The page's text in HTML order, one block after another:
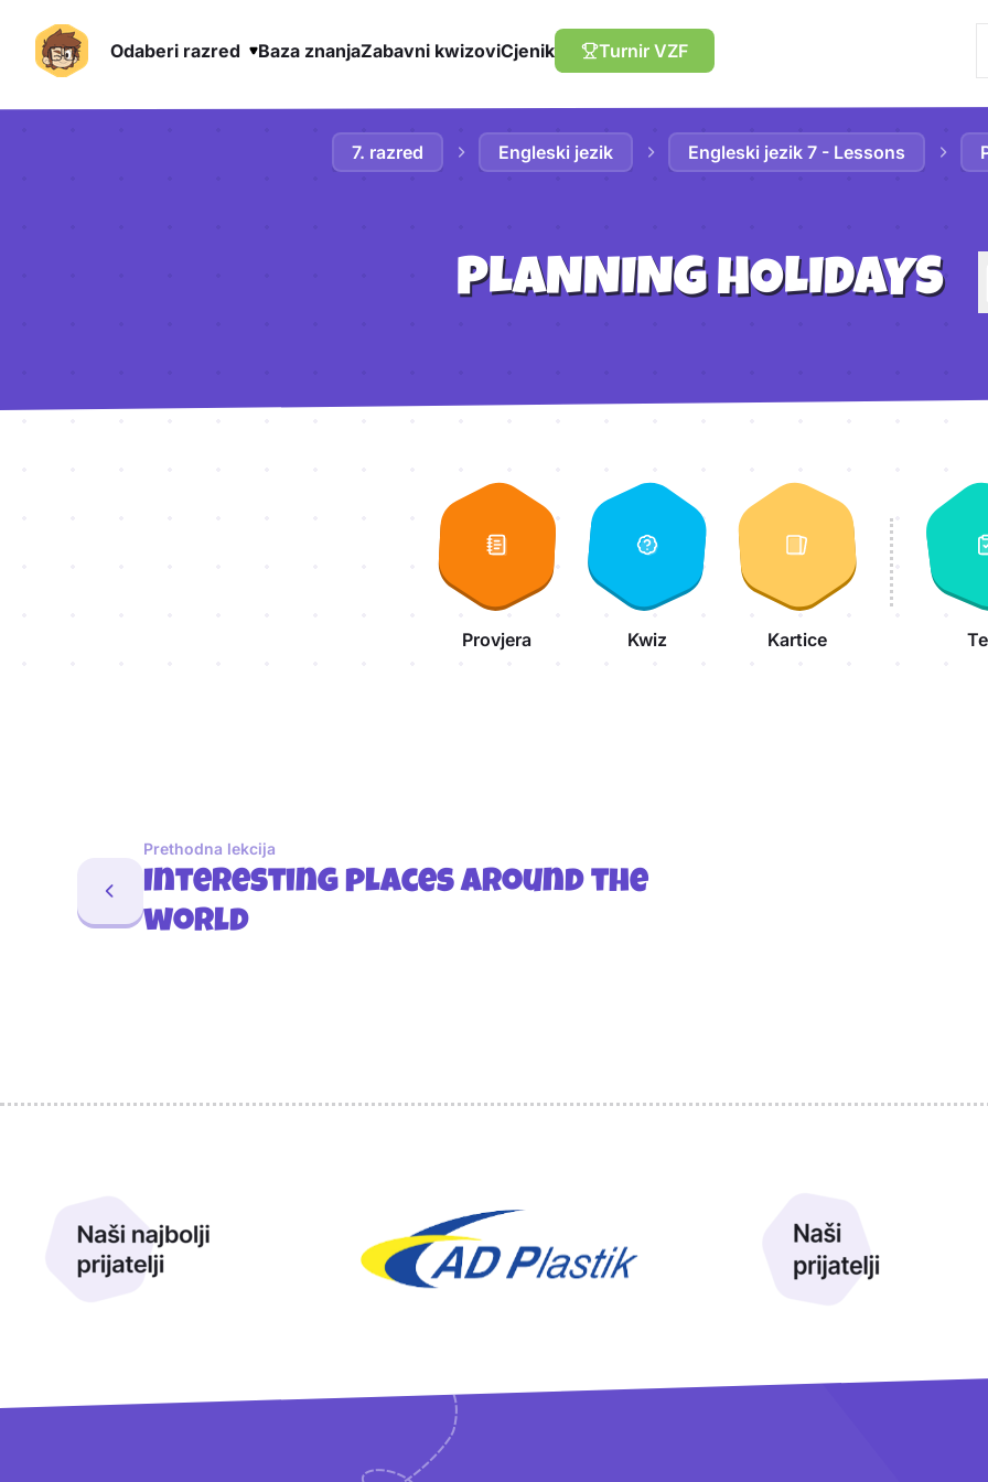
Odaberi razred Baza znanjaZabavni kwizoviCjenik Turnir VZF
7. razred
Engleski jezik Engleski jezik 7 - Lessons
PLANNING HOLIDAYS
Provjera Kwiz Kartice
Prethodna lekcija
Interesting places around the
world